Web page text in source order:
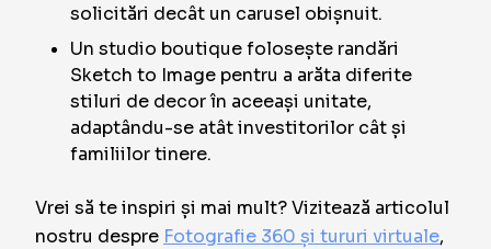
solicitări decât un carusel obișnuit.
Un studio boutique folosește randări
Sketch to Image pentru a arăta diferite
stiluri de decor în aceeași unitate,
adaptându-se atât investitorilor cât și
familiilor tinere.
Vrei să te inspiri și mai mult? Vizitează articolul
nostru despre Fotografie 360 și tururi virtuale,